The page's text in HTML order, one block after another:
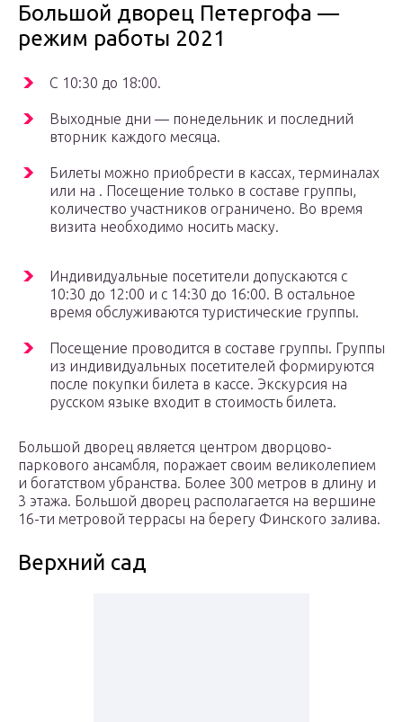
Большой дворец Петергофа —
режим работы 2021
С 10:30 до 18:00.
Выходные дни — понедельник и последний
вторник каждого месяца.
Билеты можно приобрести в кассах, терминалах
или на . Посещение только в составе группы,
количество участников ограничено. Во время
визита необходимо носить маску.
Индивидуальные посетители допускаются с
10:30 до 12:00 и с 14:30 до 16:00. В остальное
время обслуживаются туристические группы.
Посещение проводится в составе группы. Группы
из индивидуальных посетителей формируются
после покупки билета в кассе. Экскурсия на
русском языке входит в стоимость билета.
Большой дворец является центром дворцово-
паркового ансамбля, поражает своим великолепием
и богатством убранства. Более 300 метров в длину и
3 этажа. Большой дворец располагается на вершине
16-ти метровой террасы на берегу Финского залива.
Верхний сад